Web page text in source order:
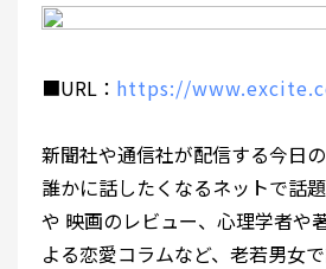
■URL： https://
新聞社や通信社が配信する今日
誰かに話したくなるネットで話
や 映画のレビュー、心理学者や
よる恋愛コラムなど、老若男女